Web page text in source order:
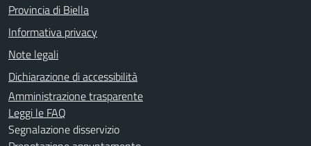
Provincia di Biella
Informativa privacy
Note legali
Dichiarazione di accessibilità
Amministrazione trasparente
Leggi le FAQ
Segnalazione disservizio